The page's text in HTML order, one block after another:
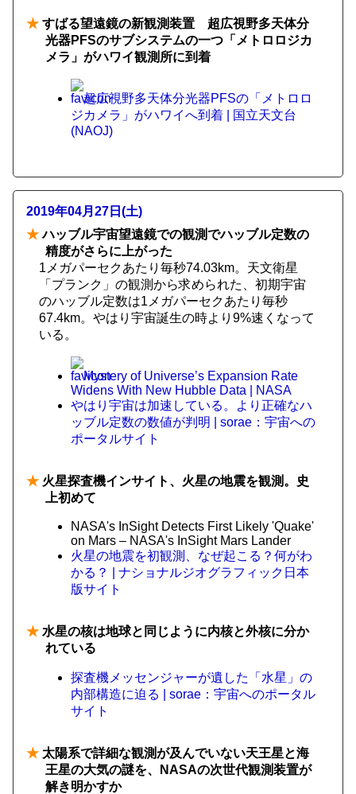
★ すばる望遠鏡の新観測装置 超広視野多天体分
光器PFSのサブシステムの一つ「メトロロジカ
メラ」がハワイ観測所に到着
超広視野多天体分光器PFSの「メトロロ
ジカメラ」がハワイへ到着 | 国立天文台
(NAOJ)
2019年04月27日(土)
★ハッブル宇宙望遠鏡での観測でハッブル定数の
精度がさらに上がった
1メガパーセクあたり毎秒74.03km。天文衛星
「プランク」の観測から求められた、初期宇宙
のハッブル定数は1メガパーセクあたり毎秒
67.4km。やはり宇宙誕生の時より9%速くなって
いる。
Mystery of Universe’s Expansion Rate
Widens With New Hubble Data | NASA
やはり宇宙は加速している。より正確なハ
ッブル定数の数値が判明 | sorae：宇宙への
ポータルサイト
★ 火星探査機インサイト、火星の地震を観測。史
上初めて
NASA's InSight Detects First Likely 'Quake'
on Mars – NASA's InSight Mars Lander
火星の地震を初観測、なぜ起こる？何がわ
かる？ | ナショナルジオグラフィック日本
版サイト
★ 水星の核は地球と同じように内核と外核に分か
れている
探査機メッセンジャーが遺した「水星」の
内部構造に迫る | sorae：宇宙へのポータル
サイト
★ 太陽系で詳細な観測が及んでいない天王星と海
王星の大気の謎を、NASAの次世代観測装置が
解き明かすか